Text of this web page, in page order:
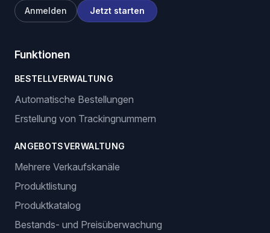
Anmelden Jetzt starten
Funktionen
BESTELLVERWALTUNG
Automatische Bestellungen
Erstellung von Trackingnummern
ANGEBOTSVERWALTUNG
Mehrere Verkaufskanäle
Produktlistung
Produktkatalog
Bestands- und Preisüberwachung